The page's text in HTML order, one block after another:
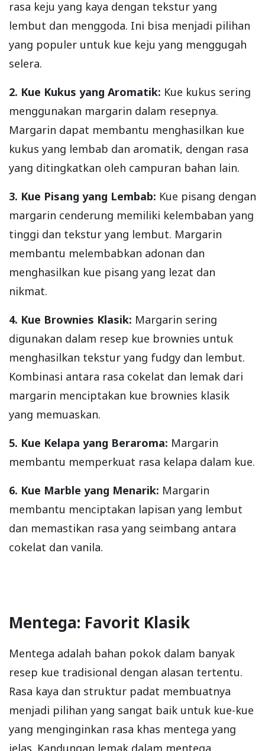
rasa keju yang kaya dengan tekstur yang
lembut dan menggoda. Ini bisa menjadi pilihan
yang populer untuk kue keju yang menggugah
selera.
2. Kue Kukus yang Aromatik: Kue kukus sering
menggunakan margarin dalam resepnya.
Margarin dapat membantu menghasilkan kue
kukus yang lembab dan aromatik, dengan rasa
yang ditingkatkan oleh campuran bahan lain.
3. Kue Pisang yang Lembab: Kue pisang dengan
margarin cenderung memiliki kelembaban yang
tinggi dan tekstur yang lembut. Margarin
membantu melembabkan adonan dan
menghasilkan kue pisang yang lezat dan
nikmat.
4. Kue Brownies Klasik: Margarin sering
digunakan dalam resep kue brownies untuk
menghasilkan tekstur yang fudgy dan lembut.
Kombinasi antara rasa cokelat dan lemak dari
margarin menciptakan kue brownies klasik
yang memuaskan.
5. Kue Kelapa yang Beraroma: Margarin
membantu memperkuat rasa kelapa dalam kue.
6. Kue Marble yang Menarik: Margarin
membantu menciptakan lapisan yang lembut
dan memastikan rasa yang seimbang antara
cokelat dan vanila.
Mentega: Favorit Klasik
Mentega adalah bahan pokok dalam banyak
resep kue tradisional dengan alasan tertentu.
Rasa kaya dan struktur padat membuatnya
menjadi pilihan yang sangat baik untuk kue-kue
yang menginginkan rasa khas mentega yang
jelas. Kandungan lemak dalam mentega